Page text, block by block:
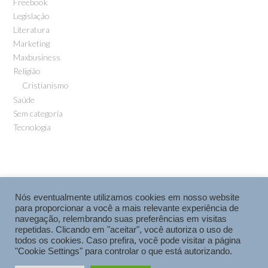
Freebook
Legislação
Literatura
Marketing
Maxbusiness
Religião
Cristianismo
Saúde
Sem categoria
Tecnologia
Nós eventualmente utilizamos cookies em nosso website
para proporcionar a você a mais relevante experiência de
navegação, relembrando suas preferências em visitas
repetidas. Clicando em "aceitar", você autoriza o uso de
todos os cookies. Caso prefira, você pode visitar a página
"Cookie Settings" para controlar o que está autorizando.